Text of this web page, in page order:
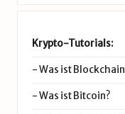
Krypto-Tutorials:
-Was ist
-Was ist Bitcoin?